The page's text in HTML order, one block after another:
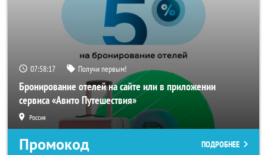
07:58:16 Получи первым!
Бронирование отелей на сайте или в приложении
сервиса «Авито Путешествия»
Россия
Промокод ПОДРОБНЕЕ